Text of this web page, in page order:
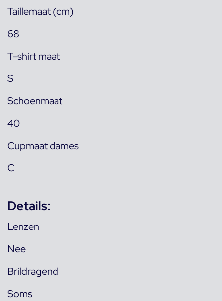
Taillemaat (cm)
68
T-shirt maat
S
Schoenmaat
40
Cupmaat dames
C
Details:
Lenzen
Nee
Brildragend
Soms